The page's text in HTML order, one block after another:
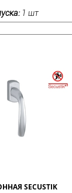
1 шт
SECUSTIK